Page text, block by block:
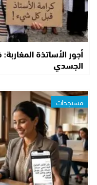
أجور الأساتذة
الجسدي
مستجدات